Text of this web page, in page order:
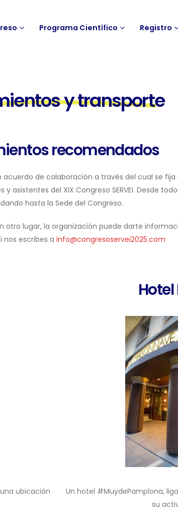
Programa Científico Registro
y transporte
recomendados
acuerdo de colaboración a través del cual se fija
asistentes del XIX Congreso SERVEI. Desde
hasta la Sede del Congreso.
otro lugar, la organización puede darte
nos escribes a info@congresoservei2025.com
ubicación
Un hotel #MuydePamplona,
su